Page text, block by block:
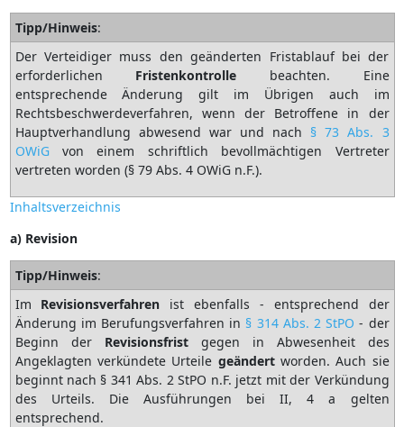
Tipp/Hinweis:
Der Verteidiger muss den geänderten Fristablauf bei der
erforderlichen Fristenkontrolle beachten. Eine
entsprechende Änderung gilt im Übrigen auch im
Rechtsbeschwerdeverfahren, wenn der Betroffene in der
Hauptverhandlung abwesend war und nach § 73 Abs. 3
OWiGvon einem schriftlich bevollmächtigen Vertreter
vertreten worden (§ 79 Abs. 4 OWiG n.F.).
Inhaltsverzeichnis
a) Revision
Tipp/Hinweis:
Im Revisionsverfahren ist ebenfalls - entsprechend der
Änderung im Berufungsverfahren in § 314 Abs. 2 StPO - der
Beginn der Revisionsfristgegen in Abwesenheit des
Angeklagten verkündete Urteile geändertworden. Auch sie
beginnt nach § 341 Abs. 2 StPO n.F. jetzt mit der Verkündung
des Urteils. Die Ausführungen bei II, 4 a gelten
entsprechend.